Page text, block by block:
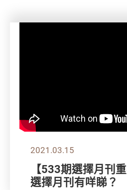
2021.03.15
【533期選擇月刊
選擇月刊有咩睇？